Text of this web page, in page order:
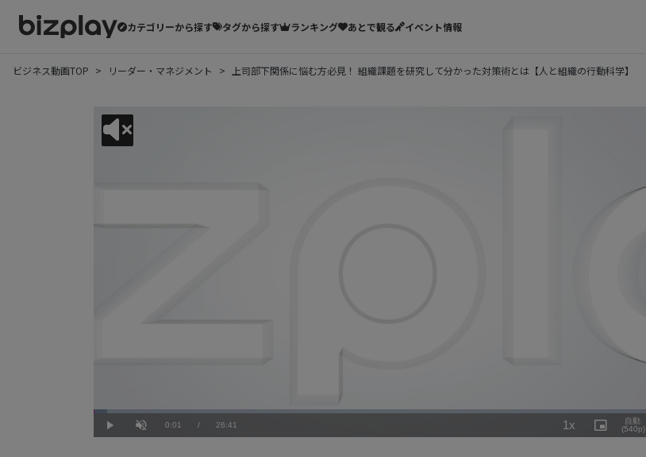
カテゴリーから探す タグから探す ランキング あとで観る イベント情報
ビジネス動画TOP リーダー・マネジメント 上司部下関係に悩む方必見！ 組織課題を研究して分かった対策術とは【人と組織の行動科学】
Play UnmuteCurrent
0:01 / Duration
26:41
Loaded:
2.25%
1x
Rate
Picture-
in-
自動
(540p)